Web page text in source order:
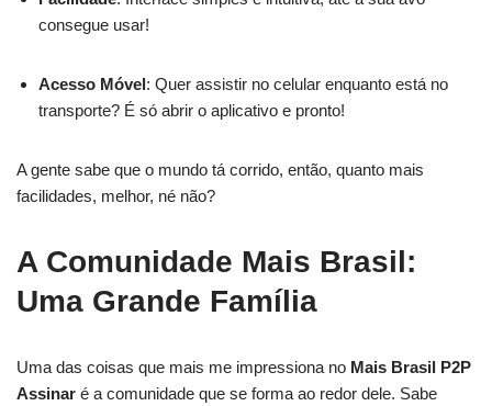
consegue usar!
Acesso Móvel: Quer assistir no celular enquanto está no
transporte? É só abrir o aplicativo e pronto!
A gente sabe que o mundo tá corrido, então, quanto mais
facilidades, melhor, né não?
A Comunidade Mais Brasil:
Uma Grande Família
Uma das coisas que mais me impressiona no Mais Brasil P2P
Assinar é a comunidade que se forma ao redor dele. Sabe